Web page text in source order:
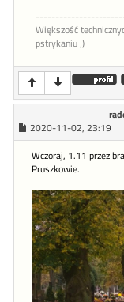
Większość
pstrykaniu ;)
2020-11-02, 23:19
Wczoraj, 1.11 przez
Pruszkowie.